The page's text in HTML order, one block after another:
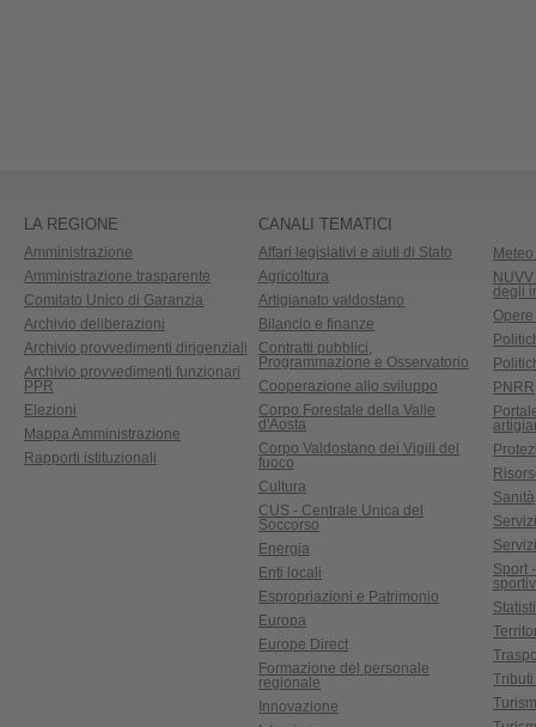
LA REGIONE
Amministrazione
Amministrazione trasparente
Comitato Unico di Garanzia
Archivio deliberazioni
Archivio provvedimenti dirigenziali
Archivio provvedimenti funzionari
PPR
Elezioni
Mappa Amministrazione
Rapporti istituzionali
CANALI TEMATICI
Affari legislativi e aiuti di Stato
Agricoltura
Artigianato valdostano
Bilancio e finanze
Contratti pubblici,
Programmazione e Osservatorio
Cooperazione allo sviluppo
Corpo Forestale della Valle
d'Aosta
Corpo Valdostano dei Vigili del
fuoco
Cultura
CUS - Centrale Unica del
Soccorso
Energia
Enti locali
Espropriazioni e Patrimonio
Europa
Europe Direct
Formazione del personale
regionale
Innovazione
degli
PNRR
Sanità
Sport